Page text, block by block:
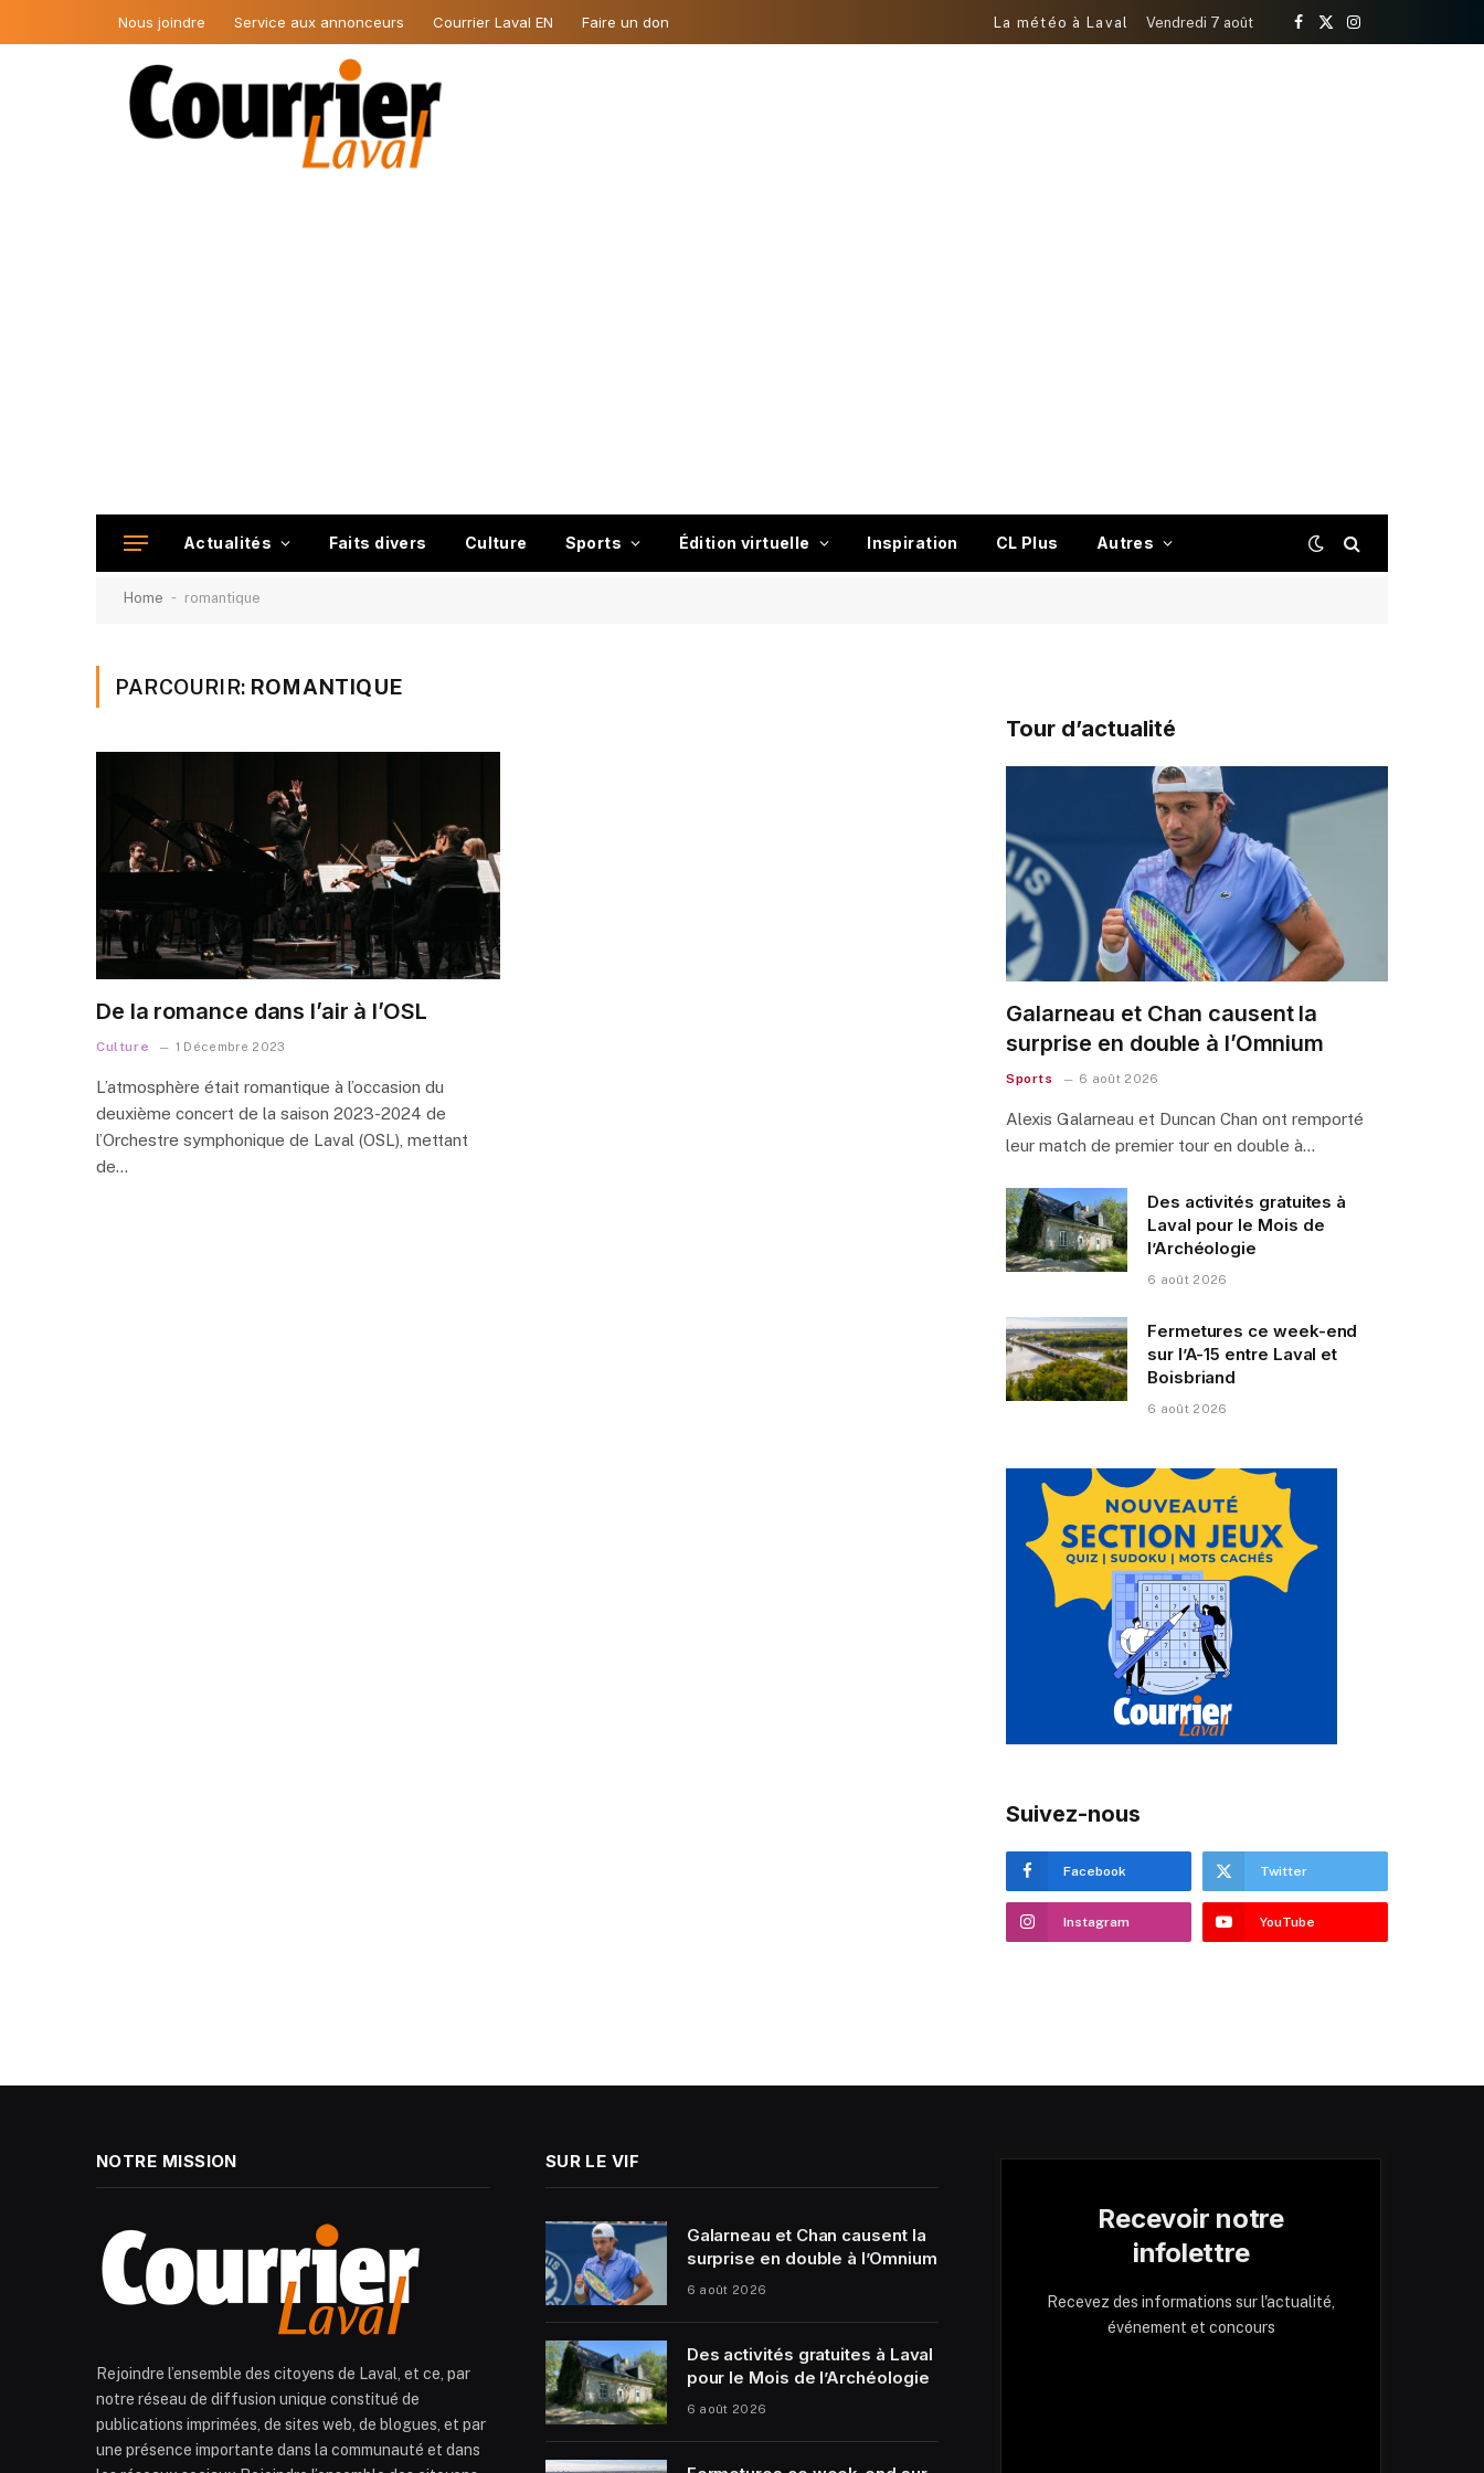
Nous joindre Service aux annonceurs Courrier Laval EN Faire un don La météo à Laval Vendredi 7 août
Facebook
X
Instagram
Actualités Faits divers Culture Sports Édition virtuelle Inspiration CL Plus Autres
Home - romantique
PARCOURIR: ROMANTIQUE
De la romance dans l’air à l’OSL
Culture 1 Décembre 2023
L’atmosphère était romantique à l’occasion du
deuxième concert de la saison 2023-2024 de
l’Orchestre symphonique de Laval (OSL), mettant
de…
Tour d’actualité
Galarneau et Chan causent la
surprise en double à l’Omnium
Sports 6 août 2026
Alexis Galarneau et Duncan Chan ont remporté
leur match de premier tour en double à…
Des activités gratuites à
Laval pour le Mois de
l’Archéologie
6 août 2026
Fermetures ce week-end
sur l’A-15 entre Laval et
Boisbriand
6 août 2026
Suivez-nous
Facebook Twitter
Instagram YouTube
NOTRE MISSION
Rejoindre l’ensemble des citoyens de Laval, et ce, par
notre réseau de diffusion unique constitué de
publications imprimées, de sites web, de blogues, et par
une présence importante dans la communauté et dans
SUR LE VIF
Galarneau et Chan causent la
surprise en double à l’Omnium
6 août 2026
Des activités gratuites à Laval
pour le Mois de l’Archéologie
6 août 2026
Recevoir notre
infolettre
Recevez des informations sur l'actualité,
événement et concours